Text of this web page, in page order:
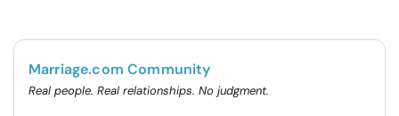
Marriage.com Community
Real people. Real relationships. No judgment.